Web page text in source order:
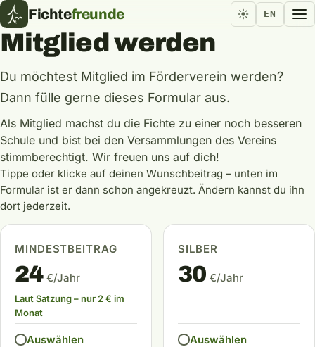
Fichtefreunde EN
Mitglied werden
Du möchtest Mitglied im Förderverein werden?
Dann fülle gerne dieses Formular aus.
Als Mitglied machst du die Fichte zu einer noch besseren
Schule und bist bei den Versammlungen des Vereins
stimmberechtigt. Wir freuen uns auf dich!
Tippe oder klicke auf deinen Wunschbeitrag – unten im
Formular ist er dann schon angekreuzt. Ändern kannst du ihn
dort jederzeit.
MINDESTBEITRAG
24€/Jahr
Laut Satzung – nur 2 € im
Monat
Auswählen
Mindestbeitrag auswählen – 24 € pro Jahr
SILBER
30 €/Jahr
Auswählen
Silber auswählen – 30 €